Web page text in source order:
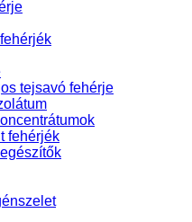
tejsavó fehérje
fehérjék